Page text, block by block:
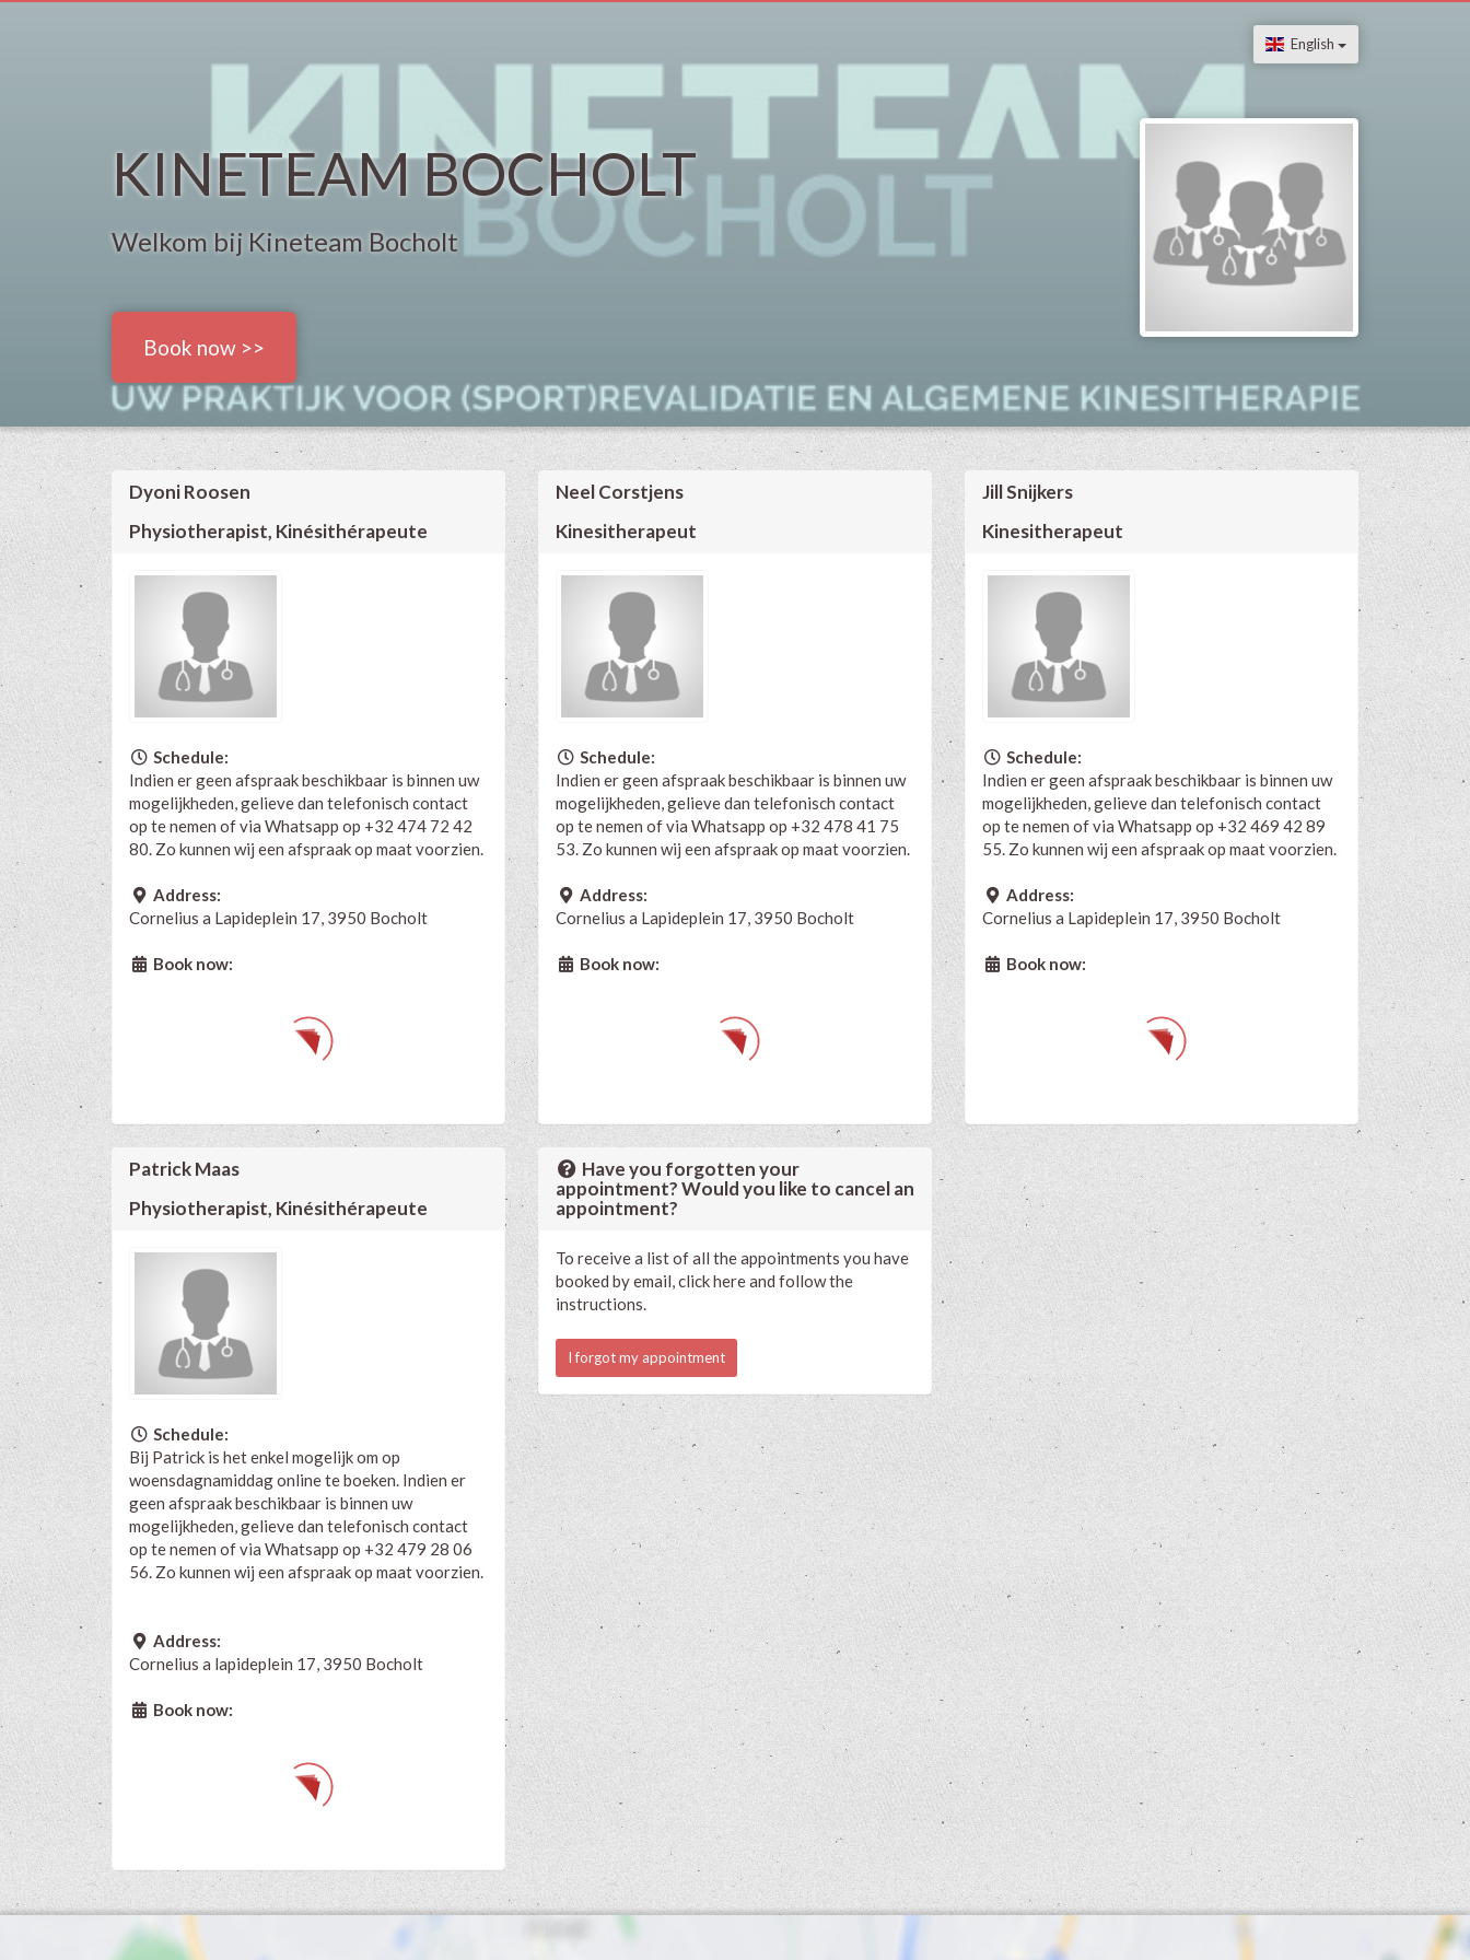
English
KINETEAM BOCHOLT
Welkom bij Kineteam Bocholt
Book now >>
Dyoni Roosen
Physiotherapist, Kinésithérapeute
Schedule:
Indien er geen afspraak beschikbaar is binnen uw
mogelijkheden, gelieve dan telefonisch contact
op te nemen of via Whatsapp op +32 474 72 42
80. Zo kunnen wij een afspraak op maat voorzien.
Address:
Cornelius a Lapideplein 17, 3950 Bocholt
Book now:
Neel Corstjens
Kinesitherapeut
Schedule:
Indien er geen afspraak beschikbaar is binnen uw
mogelijkheden, gelieve dan telefonisch contact
op te nemen of via Whatsapp op +32 478 41 75
53. Zo kunnen wij een afspraak op maat voorzien.
Address:
Cornelius a Lapideplein 17, 3950 Bocholt
Book now:
Jill Snijkers
Kinesitherapeut
Schedule:
Indien er geen afspraak beschikbaar is binnen uw
mogelijkheden, gelieve dan telefonisch contact
op te nemen of via Whatsapp op +32 469 42 89
55. Zo kunnen wij een afspraak op maat voorzien.
Address:
Cornelius a Lapideplein 17, 3950 Bocholt
Book now:
Patrick Maas
Physiotherapist, Kinésithérapeute
Schedule:
Bij Patrick is het enkel mogelijk om op
woensdagnamiddag online te boeken. Indien er
geen afspraak beschikbaar is binnen uw
mogelijkheden, gelieve dan telefonisch contact
op te nemen of via Whatsapp op +32 479 28 06
56. Zo kunnen wij een afspraak op maat voorzien.
Address:
Cornelius a lapideplein 17, 3950 Bocholt
Book now:
Have you forgotten your
appointment? Would you like to cancel an
appointment?
To receive a list of all the appointments you have
booked by email, click here and follow the
instructions.
I forgot my appointment